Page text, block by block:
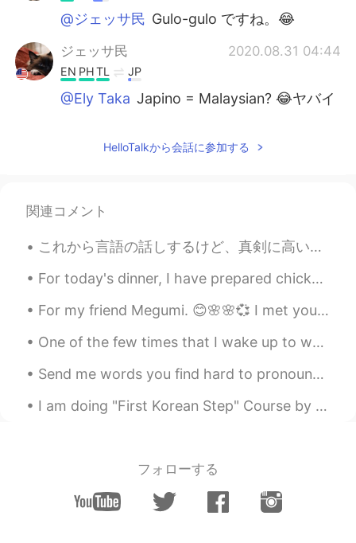
@ジェッサ民 Gulo-gulo ですね。😂
ジェッサ民 2020.08.31 04:44
EN PHTL JP
@Ely Taka Japino = Malaysian? 😂ヤバイ
PH
ENPH TL JP
@Ely Takaラーメンに似てますね。味はト
ンコツラーメンと同じだけど、牛骨髄があ
ります。蒜の味もあります。フィリピンの
「ブラロ」と日本のラーメンの赤ん坊みた
いです。笑
Ely Taka 2020.08.31 03:55
Mukhang lutong Japanese ang sabaw na
ジェッサ民 2020.08.31 03:31
HelloTalkから会話に参加する
関連コメント
これから言語の話しするけど、真剣に高いレベルで英語を話せるようなりたい人に向けて話しをする。ただただ楽しいからなんとなく勉強しようという人はそこまで考えなくていいと思うので、好きにして楽しんでく...
For today's dinner, I have prepared chicken with tagliatelle pasta, mushrooms and barbecue sauce ...
For my friend Megumi. 😊🌸🌸💞 I met you on this Hellotalk and we both like flowers and sweets. This...
One of the few times that I wake up to watch the sunrise. Eating acai bowl. 吃早餐. 看日出 朝食を食べる。 日の...
Send me words you find hard to pronounce and I will reply with a voice message pronouncing it! L...
I am doing "First Korean Step" Course by Yonsei University from Coursera. I have assignment of re...
フォローする